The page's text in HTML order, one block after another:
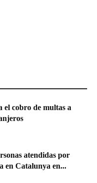
el cobro de multas a
atendidas por
en Catalunya en...